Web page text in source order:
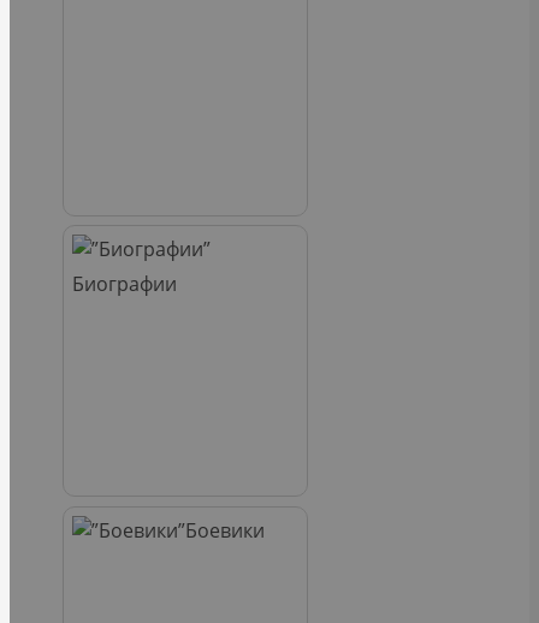
Биографии
Боевики